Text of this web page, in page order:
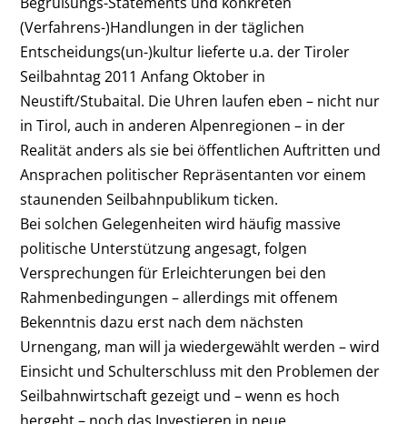
(Verfahrens-)Handlungen in der täglichen
Entscheidungs(un-)kultur lieferte u.a. der Tiroler
Seilbahntag 2011 Anfang Oktober in
Neustift/Stubaital. Die Uhren laufen eben – nicht nur
in Tirol, auch in anderen Alpenregionen – in der
Realität anders als sie bei öffentlichen Auftritten und
Ansprachen politischer Repräsentanten vor einem
staunenden Seilbahnpublikum ticken.
Bei solchen Gelegenheiten wird häufig massive
politische Unterstützung angesagt, folgen
Versprechungen für Erleichterungen bei den
Rahmenbedingungen – allerdings mit offenem
Bekenntnis dazu erst nach dem nächsten
Urnengang, man will ja wiedergewählt werden – wird
Einsicht und Schulterschluss mit den Problemen der
Seilbahnwirtschaft gezeigt und – wenn es hoch